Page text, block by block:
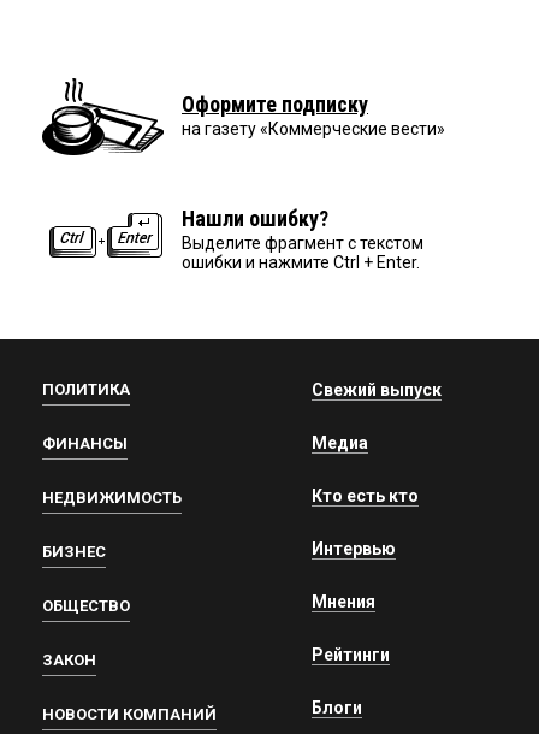
Оформите подписку
на газету «Коммерческие вести»
Нашли ошибку?
Выделите фрагмент с текстом
ошибки и нажмите Ctrl + Enter.
ПОЛИТИКА
ФИНАНСЫ
НЕДВИЖИМОСТЬ
БИЗНЕС
ОБЩЕСТВО
ЗАКОН
НОВОСТИ КОМПАНИЙ
Свежий выпуск
Медиа
Кто есть кто
Интервью
Мнения
Рейтинги
Блоги